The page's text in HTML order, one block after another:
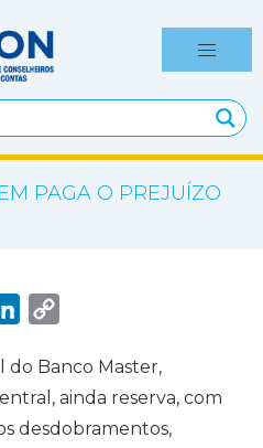
PAGA O PREJUÍZO
L
e
d
I
n
L
i
n
k
do Banco Master,
ainda reserva, com
desdobramentos,